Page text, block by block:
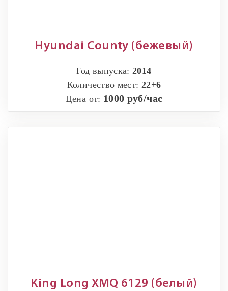
Hyundai County (бежевый)
Год выпуска:2014
Количество мест: 22+6
Цена от: 1000 руб/час
King Long XMQ 6129 (белый)